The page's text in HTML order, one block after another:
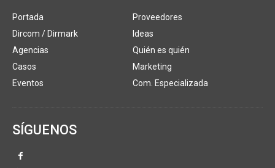
Portada
Dircom / Dirmark
Agencias
Casos
Eventos
Proveedores
Ideas
Quién es quién
Marketing
Com. Especializada
SÍGUENOS